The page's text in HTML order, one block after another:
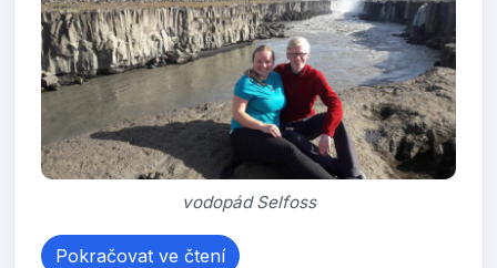
vodopád Selfoss
Pokračovat ve čtení